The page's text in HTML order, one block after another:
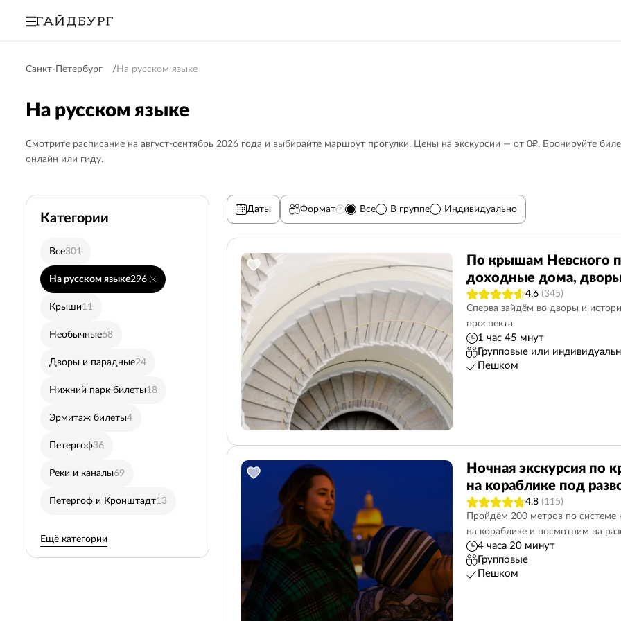
Санкт-Петербург На русском языке
На русском языке
Смотрите расписание на август-сентябрь 2026 года и выбирайте маршрут прогулки. Цены на экскурсии — от 0₽. Бронируйте
онлайн или гиду.
Категории
Все301
На русском языке296
Крыши11
Необычные68
Дворы и парадные24
Нижний парк билеты18
Эрмитаж билеты4
Петергоф36
Реки и каналы69
Петергоф и Кронштадт13
Кронштадт29
5
Пушкин (Царское село) 9
Павловск
Автобусные в Пушкин3
Пешеходные77
7
Ночные30
Недорогие 71
Петропавловская крепость79
Вечерние75
Казанский собор
Дневные 131
Юсуповский дворец
Разводные мосты29
Автобусные
Карелия12
50
Адмиралтейство
Фотопрогулки10
Исаакиевский собор42
Петроградская сторона
Спас на Крови
Школьникам76
Пригороды30
Ораниенбаум
Ещё категории
Даты Формат Все В группе Индивидуально
По крышам Невского
доходные дома,
4.6 (345)
Сперва зайдём во дворы и
проспекта
1 час 45 мнут
Групповые или
Пешком
Ночная экскурсия по
на кораблике под
4.8 (115)
Пройдём 200 метров по
на кораблике и посмотрим на
4 часа 20 минут
Групповые
Пешком